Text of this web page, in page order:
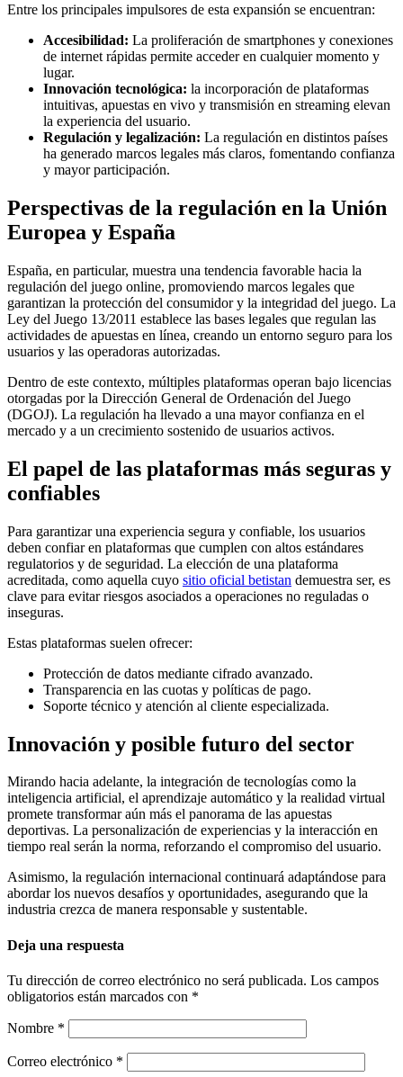
Entre los principales impulsores de esta expansión se encuentran:
Accesibilidad: La proliferación de smartphones y conexiones
de internet rápidas permite acceder en cualquier momento y
lugar.
Innovación tecnológica: la incorporación de plataformas
intuitivas, apuestas en vivo y transmisión en streaming elevan
la experiencia del usuario.
Regulación y legalización: La regulación en distintos países
ha generado marcos legales más claros, fomentando confianza
y mayor participación.
Perspectivas de la regulación en la Unión
Europea y España
España, en particular, muestra una tendencia favorable hacia la
regulación del juego online, promoviendo marcos legales que
garantizan la protección del consumidor y la integridad del juego. La
Ley del Juego 13/2011 establece las bases legales que regulan las
actividades de apuestas en línea, creando un entorno seguro para los
usuarios y las operadoras autorizadas.
Dentro de este contexto, múltiples plataformas operan bajo licencias
otorgadas por la Dirección General de Ordenación del Juego
(DGOJ). La regulación ha llevado a una mayor confianza en el
mercado y a un crecimiento sostenido de usuarios activos.
El papel de las plataformas más seguras y
confiables
Para garantizar una experiencia segura y confiable, los usuarios
deben confiar en plataformas que cumplen con altos estándares
regulatorios y de seguridad. La elección de una plataforma
acreditada, como aquella cuyo sitio oficial betistan demuestra ser, es
clave para evitar riesgos asociados a operaciones no reguladas o
inseguras.
Estas plataformas suelen ofrecer:
Protección de datos mediante cifrado avanzado.
Transparencia en las cuotas y políticas de pago.
Soporte técnico y atención al cliente especializada.
Innovación y posible futuro del sector
Mirando hacia adelante, la integración de tecnologías como la
inteligencia artificial, el aprendizaje automático y la realidad virtual
promete transformar aún más el panorama de las apuestas
deportivas. La personalización de experiencias y la interacción en
tiempo real serán la norma, reforzando el compromiso del usuario.
Asimismo, la regulación internacional continuará adaptándose para
abordar los nuevos desafíos y oportunidades, asegurando que la
industria crezca de manera responsable y sustentable.
Deja una respuesta
Tu dirección de correo electrónico no será publicada. Los campos
obligatorios están marcados con *
Nombre *
Correo electrónico *